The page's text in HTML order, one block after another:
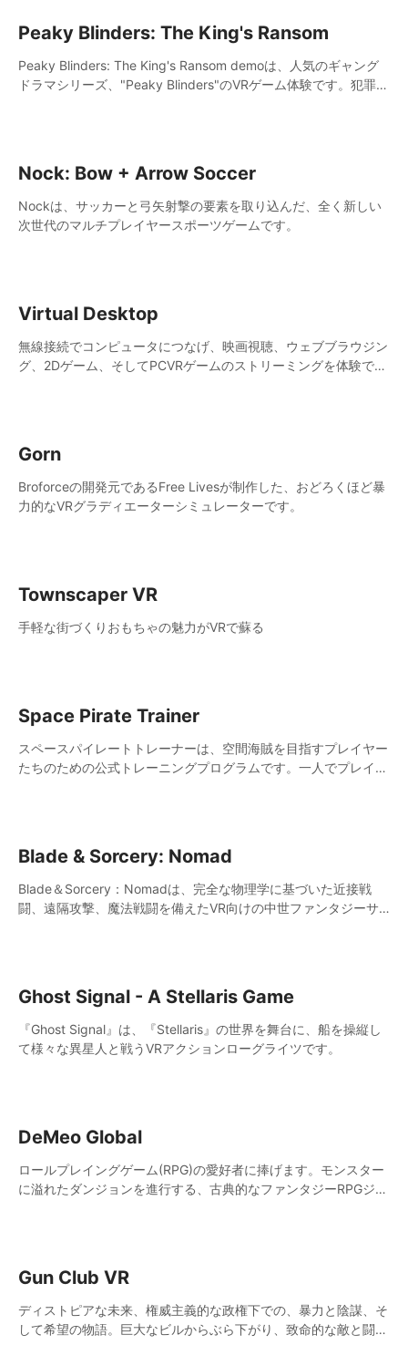
Peaky Blinders: The King's Ransom
Peaky Blinders: The King's Ransom demoは、人気のギャング
ドラマシリーズ、"Peaky Blinders"のVRゲーム体験です。犯罪組
Nock: Bow + Arrow Soccer
Nockは、サッカーと弓矢射撃の要素を取り込んだ、全く新しい
次世代のマルチプレイヤースポーツゲームです。
Virtual Desktop
無線接続でコンピュータにつなげ、映画視聴、ウェブブラウジン
グ、2Dゲーム、そしてPCVRゲームのストリーミングを体験でき
Gorn
Broforceの開発元であるFree Livesが制作した、おどろくほど暴
力的なVRグラディエーターシミュレーターです。
Townscaper VR
手軽な街づくりおもちゃの魅力がVRで蘇る
Space Pirate Trainer
スペースパイレートトレーナーは、空間海賊を目指すプレイヤー
たちのための公式トレーニングプログラムです。一人でプレイす
Blade & Sorcery: Nomad
Blade＆Sorcery：Nomadは、完全な物理学に基づいた近接戦
闘、遠隔攻撃、魔法戦闘を備えたVR向けの中世ファンタジーサ
Ghost Signal - A Stellaris Game
『Ghost Signal』は、『Stellaris』の世界を舞台に、船を操縦し
て様々な異星人と戦うVRアクションローグライツです。
DeMeo Global
ロールプレイングゲーム(RPG)の愛好者に捧げます。モンスター
に溢れたダンジョンを進行する、古典的なファンタジーRPGジャ
Gun Club VR
ディストピアな未来、権威主義的な政権下での、暴力と陰謀、そ
して希望の物語。巨大なビルからぶら下がり、致命的な敵と闘い